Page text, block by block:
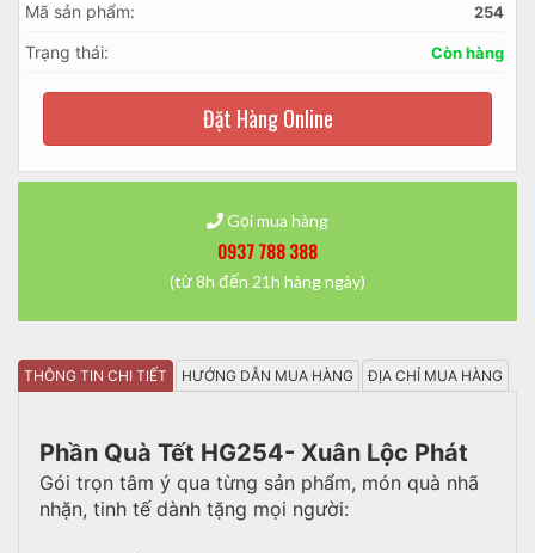
Mã sản phẩm: 254
Trạng thái: Còn hàng
Đặt Hàng Online
Gọi mua hàng
0937 788 388
(từ 8h đến 21h hàng ngày)
THÔNG TIN CHI TIẾT HƯỚNG DẪN MUA HÀNG ĐỊA CHỈ MUA HÀNG
Phần Quà Tết HG254- Xuân Lộc Phát
Gói trọn tâm ý qua từng sản phẩm, món quà nhã
nhặn, tinh tế dành tặng mọi người: